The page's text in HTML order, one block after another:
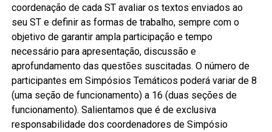
coordenação de cada ST avaliar os textos enviados ao
seu ST e definir as formas de trabalho, sempre com o
objetivo de garantir ampla participação e tempo
necessário para apresentação, discussão e
aprofundamento das questões suscitadas. O número de
participantes em Simpósios Temáticos poderá variar de 8
(uma seção de funcionamento) a 16 (duas seções de
funcionamento). Salientamos que é de exclusiva
responsabilidade dos coordenadores de Simpósio